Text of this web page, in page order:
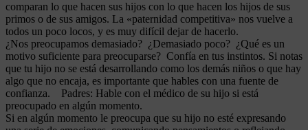
comparan lo que hacen sus hijos con lo que hacen los hijos de sus
primos o de sus amigos. La «paternidad competitiva» nos vuelve a
todos un poco locos, y es muy difícil dejar de hacerlo.
¿Nos preocupamos demasiado? ¿Demasiado poco? ¿Qué es un
motivo suficiente para preocuparse? Confía en tus instintos. Si notas
que tu hijo no se está desarrollando como los demás niños o que hay
algo que no encaja, es importante que hables con una fuente de
confianza. Padres: Hable con el médico de su hijo si está
preocupado en algún momento.
Si en algún momento le preocupa que su hijo no esté expresando